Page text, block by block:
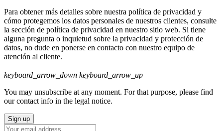
Para obtener más detalles sobre nuestra política de privacidad y
cómo protegemos los datos personales de nuestros clientes, consulte
la sección de política de privacidad en nuestro sitio web. Si tiene
alguna pregunta o inquietud sobre la privacidad y protección de
datos, no dude en ponerse en contacto con nuestro equipo de
atención al cliente.
keyboard_arrow_down keyboard_arrow_up
You may unsubscribe at any moment. For that purpose, please find
our contact info in the legal notice.